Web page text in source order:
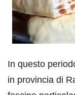
In questo
in provincia di